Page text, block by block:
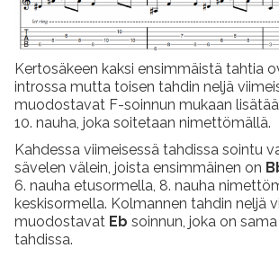
Kertosäkeen kaksi ensimmäistä tahtia
introssa mutta toisen tahdin neljä
muodostavat F-soinnun mukaan
10. nauha, joka soitetaan nimettömällä.
Kahdessa viimeisessä tahdissa sointu
sävelen välein, joista ensimmäinen on
6. nauha etusormella, 8. nauha
keskisormella. Kolmannen tahdin neljä
muodostavat Eb soinnun, joka on
tahdissa.